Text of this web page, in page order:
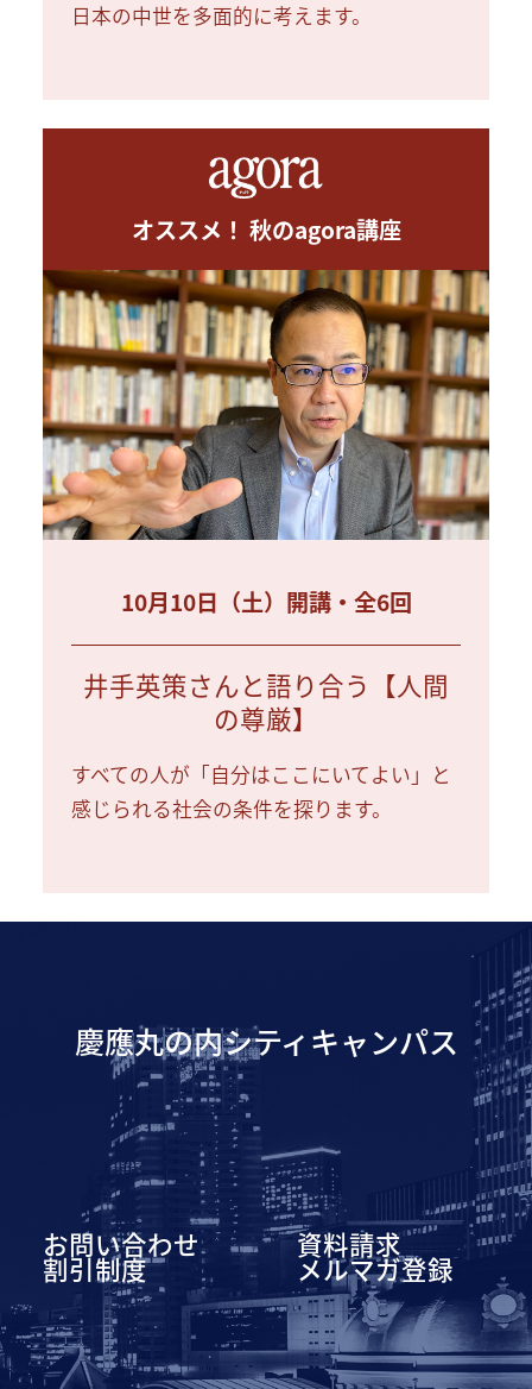
日本の中世を多面的に考えます。
オススメ！ 秋のagora講座
10月10日（土）開講・全6回
井手英策さんと語り合う【人間
の尊厳】
すべての人が「自分はここにいてよい」と
感じられる社会の条件を探ります。
慶應丸の内シティキャンパス
お問い合わせ 資料請求
割引制度 メルマガ登録